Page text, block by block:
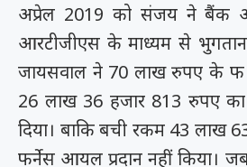
अप्रेल 2019 को संजय ने बैंक
आरटीजीएस के माध्यम से भुगतान
जायसवाल ने 70 लाख रुपए के
26 लाख 36 हजार 813 रुपए
दिया। बाकि बची रकम 43 लाख
फर्नेस आयल प्रदान नहीं किया।